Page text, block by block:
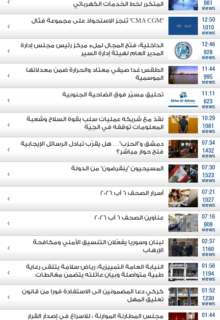
981
views
المتكرر لخط الخدمات الكهربائي
12:50
1010
views
"CMA CGM" تُنجز الاستحواذ على مجموعة فتّال
12:46
928
views
الداخلية: فتح المجال لملء مركز رئيس مجلس إدارة
المدير العام لهيئة إدارة السير
11:44
995
views
الطقس غدا صيفي معتاد والحرارة ضمن معدلاتها
الموسمية
11:11
623
views
تحليق مسيّر فوق الضاحية الجنوبية
10:29
1081
views
نفّذ مع شريكه عمليات سلب بقوة السلاح وشعبة
المعلومات توقفه في الجِيّة
07:34
1432
views
دمشق و"الحزب"… هل يقرّب تبادل الرسائل الإيجابية
فتح حوار مباشر؟
07:30
1523
views
المسيحيون "ينقرضون" من الدولة
07:21
1027
views
أسرار الصحف 6 آب 2026
07:16
909
views
عناوين الصحف 6 آب 2026
02:37
1160
views
لبنان وسوريا يفعّلان التنسيق الأمني ومكافحة
الإرهاب
01:56
1194
views
النيابة العامة التمييزية: رياض سلامة يتلقى رعاية
طبية متواصلة وبيان عائلته يتضمن مغالطات
01:52
1230
views
كركي دعا المضمونين الى الاستفادة فورا من قانون
تعليق المهل
01:44
مجلس المطارنة الموارنة : للاسراع في إصدار القرار